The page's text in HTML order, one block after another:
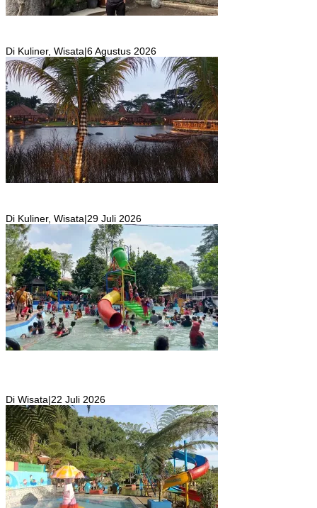
Di Kuliner, Wisata|6 Agustus 2026
Di Kuliner, Wisata|29 Juli 2026
Di Wisata|22 Juli 2026